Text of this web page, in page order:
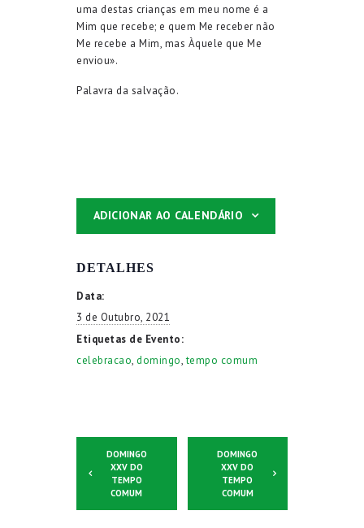
uma destas crianças em meu nome é a
Mim que recebe; e quem Me receber não
Me recebe a Mim, mas Àquele que Me
enviou».
Palavra da salvação.
ADICIONAR AO CALENDÁRIO
DETALHES
Data:
3 de Outubro, 2021
Etiquetas de Evento:
celebracao, domingo,tempo comum
DOMINGO
XXV DO
TEMPO
COMUM
DOMINGO
XXV DO
TEMPO
COMUM